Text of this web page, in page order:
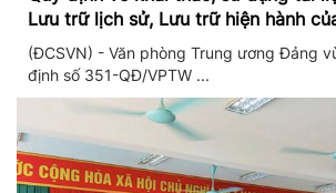
Lưu trữ lịch sử, Lưu trữ hiện hành
Đảng và Văn phòng Trung ương Đảng
(ĐCSVN) - Văn phòng Trung ương Đảng
định số 351-QĐ/VPTW ...